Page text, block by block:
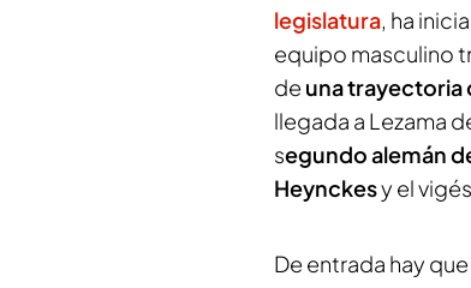
legislatura, ha
equipo masculino
de una trayectoria
llegada a Lezama
segundo alemán
Heynckesy el
De entrada hay